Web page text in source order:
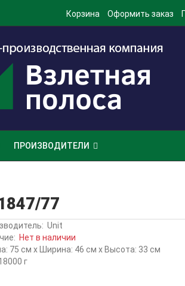
Корзина Оформить заказ
ПРОИЗВОДИТЕЛИ
77
Unit
Нет в наличии
75 см x Ширина: 46 см x Высота: 33 см
г